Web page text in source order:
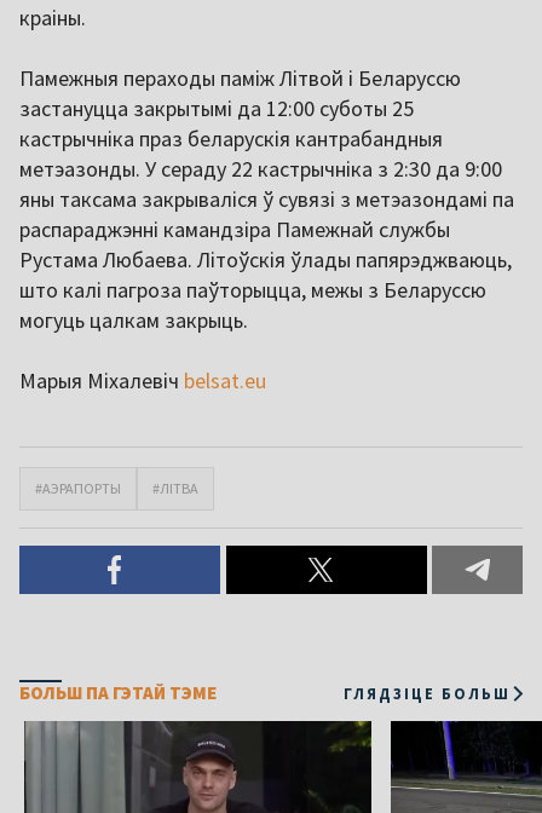
краіны.
Памежныя пераходы паміж Літвой і Беларуссю
застануцца закрытымі да 12:00 суботы 25
кастрычніка праз беларускія кантрабандныя
метэазонды. У сераду 22 кастрычніка з 2:30 да 9:00
яны таксама закрываліся ў сувязі з метэазондамі па
распараджэнні камандзіра Памежнай службы
Рустама Любаева. Літоўскія ўлады папярэджваюць,
што калі пагроза паўторыцца, межы з Беларуссю
могуць цалкам закрыць.
Марыя Міхалевіч belsat.eu
#АЭРАПОРТЫ #ЛІТВА
БОЛЬШ ПА ГЭТАЙ ТЭМЕ ГЛЯДЗІЦЕ БОЛЬШ